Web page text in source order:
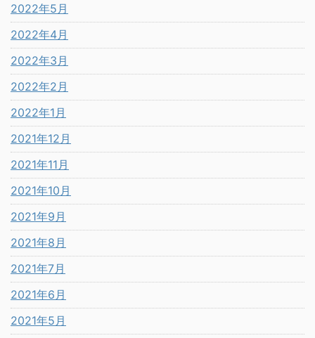
2022年5月
2022年4月
2022年3月
2022年2月
2022年1月
2021年12月
2021年11月
2021年10月
2021年9月
2021年8月
2021年7月
2021年6月
2021年5月